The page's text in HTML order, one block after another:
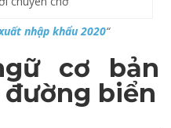
nhập khẩu 2020“
cơ bản
biển